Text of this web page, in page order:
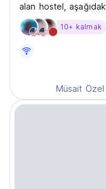
alan hostel,
mükemmel yürüyüş
10+ kalmak
Müsait